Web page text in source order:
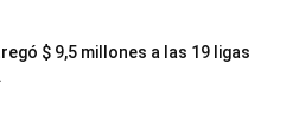
$ 9,5 millones a las 19 ligas